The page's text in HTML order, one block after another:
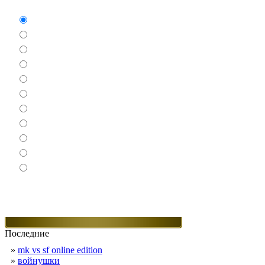
Последние
» mk vs sf online edition
» войнушки